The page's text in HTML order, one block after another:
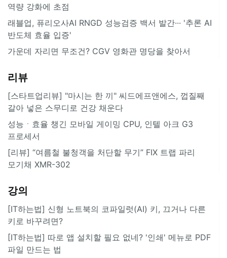
역량 강화에 초점
래블업, 퓨리오사AI RNGD 성능검증 백서 발간··· '추론 AI
반도체 효율 입증'
가운데 자리면 무조건? CGV 영화관 명당을 찾아서
리뷰
[스타트업리뷰] "마시는 한 끼" 씨드에프앤에스, 껍질째
갈아 넣은 스무디로 건강 채운다
성능ㆍ효율 챙긴 모바일 게이밍 CPU, 인텔 아크 G3
프로세서
[리뷰] “여름철 불청객을 처단할 무기” FIX 트랩 파리
모기채 XMR-302
강의
[IT하는법] 신형 노트북의 코파일럿(AI) 키, 끄거나 다른
키로 바꾸려면?
[IT하는법] 따로 앱 설치할 필요 없네? '인쇄' 메뉴로 PDF
파일 만드는 법